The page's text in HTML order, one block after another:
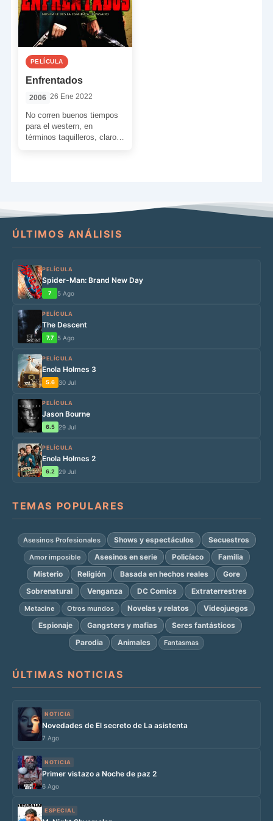
PELÍCULA
Enfrentados
2006 26 Ene 2022
No corren buenos tiempos
para el western, en
términos taquilleros, claro
ÚLTIMOS ANÁLISIS
PELÍCULA
Spider-Man: Brand New Day
7 5 Ago
PELÍCULA
The Descent
7.7 5 Ago
PELÍCULA
Enola Holmes 3
5.6 30 Jul
PELÍCULA
Jason Bourne
6.5 29 Jul
PELÍCULA
Enola Holmes 2
6.2 29 Jul
TEMAS POPULARES
Asesinos Profesionales Shows y espectáculos Secuestros
Amor imposible Asesinos en serie Policíaco
Familia
Misterio
Religión Basada en hechos reales
Gore
Sobrenatural
Venganza DC Comics Extraterrestres
Metacine Otros mundos Novelas y relatos
Videojuegos
Espionaje
Gangsters y mafias
Seres fantásticos
Parodia
Animales Fantasmas
ÚLTIMAS NOTICIAS
NOTICIA
Novedades de El secreto de La asistenta
7 Ago
NOTICIA
Primer vistazo a Noche de paz 2
6 Ago
ESPECIAL